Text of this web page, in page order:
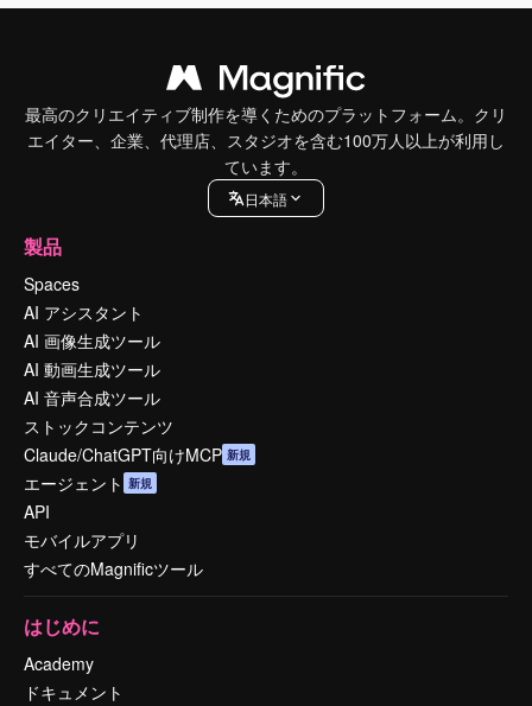
最高のクリエイティブ制作を導くためのプラットフォーム。クリ
エイター、企業、代理店、スタジオを含む100万人以上が利用し
ています。
日本語
製品
Spaces
AI アシスタント
AI 画像生成ツール
AI 動画生成ツール
AI 音声合成ツール
ストックコンテンツ
Claude/ChatGPT向けMCP 新規
エージェント 新規
API
モバイルアプリ
すべてのMagnificツール
はじめに
Academy
ドキュメント